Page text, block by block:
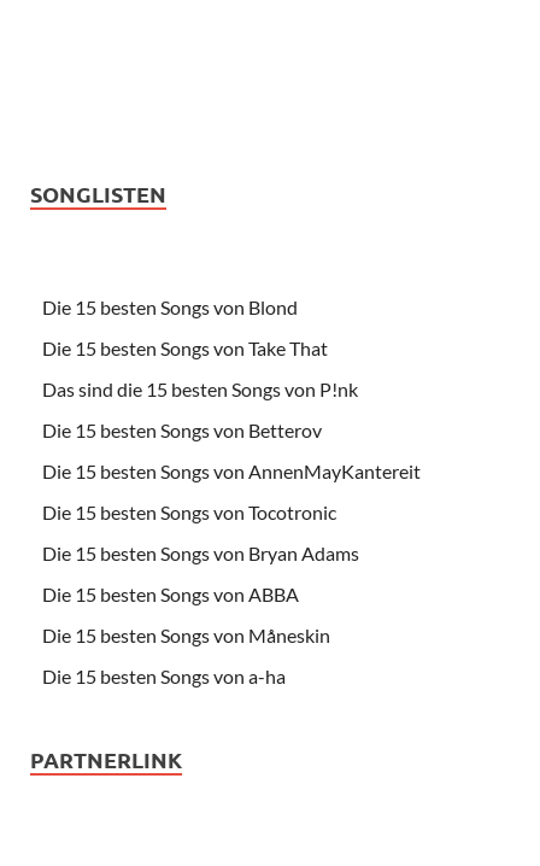
SONGLISTEN
Die 15 besten Songs von Blond
Die 15 besten Songs von Take That
Das sind die 15 besten Songs von P!nk
Die 15 besten Songs von Betterov
Die 15 besten Songs von AnnenMayKantereit
Die 15 besten Songs von Tocotronic
Die 15 besten Songs von Bryan Adams
Die 15 besten Songs von ABBA
Die 15 besten Songs von Måneskin
Die 15 besten Songs von a-ha
PARTNERLINK